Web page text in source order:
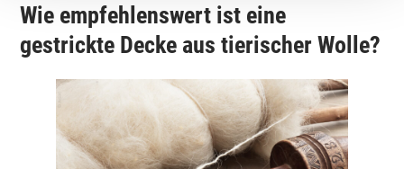
Wie empfehlenswert ist eine
gestrickte Decke aus tierischer Wolle?